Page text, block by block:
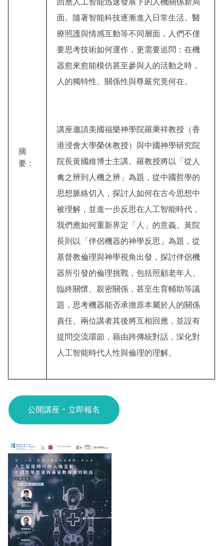
摘
要：
面。隨著智能科技逐漸進入日常生活、醫
療照護與情感互動等不同層面，人們不僅
要思考技術如何運作，更需要追問：在機
器愈來愈能模仿甚至參與人的活動之時，
人的獨特性、關係性與尊嚴究竟何在。
講座邀請美國福樂神學院羅秉祥教授（香
港浸會大學榮休教授）與中國神學研究院
院長黃國維博士主講。羅教授將以「從人
禽之辨到人機之辨」為題，從中國哲學的
思想脈絡切入，探討人如何在古今思想中
被理解，並進一步反思在人工智能時代，
我們應如何重新界定「人」的意義。黃院
長則以「伴侶機器的神學反思」為題，從
基督教倫理與神學視角出發，探討伴侶機
器所引發的倫理挑戰，包括照顧老年人、
臨終關懷、親密關係，甚至生育輔助等議
題，思考機器能否承擔原本屬於人的關係
責任。兩位講者其後將互相回應，並設有
提問交流環節，藉由跨傳統對話，深化對
人工智能時代人性與倫理的理解。
公開講座 - 立即報名